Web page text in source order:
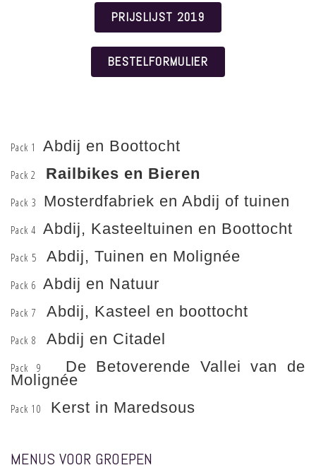
PRIJSLIJST 2019
BESTELFORMULIER
Pack 1 Abdij en Boottocht
Pack 2 Railbikes en Bieren
Pack 3 Mosterdfabriek en Abdij of tuinen
Pack 4 Abdij, Kasteeltuinen en Boottocht
Pack 5 Abdij, Tuinen en Molignée
Pack 6 Abdij en Natuur
Pack 7 Abdij, Kasteel en boottocht
Pack 8 Abdij en Citadel
Pack 9 De Betoverende Vallei van de
Molignée
Pack 10 Kerst in Maredsous
MENUS VOOR GROEPEN